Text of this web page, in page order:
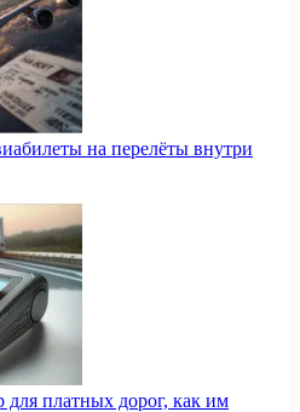
на перелёты внутри
для платных дорог, как им